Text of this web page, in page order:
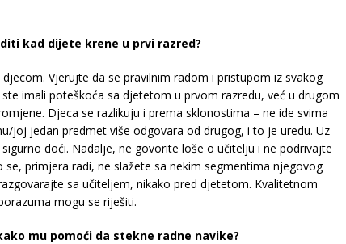
kad dijete krene u prvi razred?
Vjerujte da se pravilnim radom i pristupom iz svakog
imali poteškoća sa djetetom u prvom razredu, već u drugom
Djeca se razlikuju i prema sklonostima – ne ide svima
joj jedan predmet više odgovara od drugog, i to je uredu. Uz
doći. Nadalje, ne govorite loše o učitelju i ne podrivajte
primjera radi, ne slažete sa nekim segmentima njegovog
sa učiteljem, nikako pred djetetom. Kvalitetnom
mogu se riješiti.
mu pomoći da stekne radne navike?